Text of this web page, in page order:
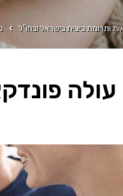
ותרומת ביצית בישראל ובחו"ל